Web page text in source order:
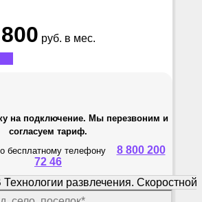
800 руб. в мес.
на подключение. Мы перезвоним и
согласуем тариф.
бесплатному телефону 8 800 200
72 46